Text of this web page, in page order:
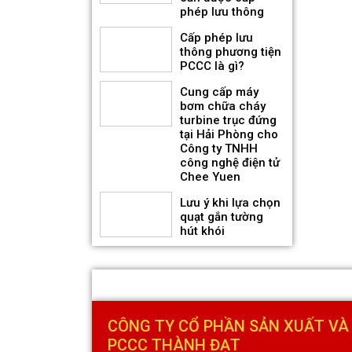
Quạt hướng trục gắn tường
thân dẹt hút khói KENKO
KEA-WF-No
Giá bán: Liên hệ
Quạt hướng trục gắn mái
hút khói KENKO KEA-RF-No
phép lưu thông
Cấp phép lưu
thông phương tiện
PCCC là gì?
Cung cấp máy
bơm chữa cháy
turbine trục đứng
tại Hải Phòng cho
Công ty TNHH
công nghệ điện tử
Chee Yuen
Lưu ý khi lựa chọn
quạt gắn tường
hút khói
CÔNG TY CỔ PHẦN SẢN XUẤT
PCCC THÀNH ĐẠT